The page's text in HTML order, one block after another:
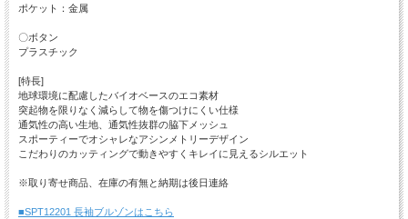
ポケット：金属
〇ボタン
プラスチック
[特長]
地球環境に配慮したバイオベースのエコ素材
突起物を限りなく減らして物を傷つけにくい仕様
通気性の高い生地、通気性抜群の脇下メッシュ
スポーティーでオシャレなアシンメトリーデザイン
こだわりのカッティングで動きやすくキレイに見えるシルエット
※取り寄せ商品、在庫の有無と納期は後日連絡
■SPT12201 長袖ブルゾンはこちら